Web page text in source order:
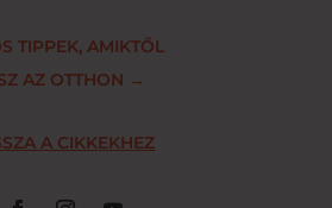
TIPPEK, AMIKTŐL
AZ OTTHON →
A CIKKEKHEZ